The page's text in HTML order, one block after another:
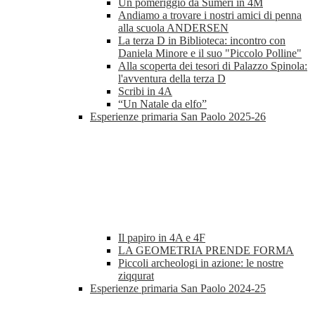
Un pomeriggio da Sumeri in 4M
Andiamo a trovare i nostri amici di penna
alla scuola ANDERSEN
La terza D in Biblioteca: incontro con
Daniela Minore e il suo "Piccolo Polline"
Alla scoperta dei tesori di Palazzo Spinola:
l'avventura della terza D
Scribi in 4A
“Un Natale da elfo”
Esperienze primaria San Paolo 2025-26
Il papiro in 4A e 4F
LA GEOMETRIA PRENDE FORMA
Piccoli archeologi in azione: le nostre
ziqqurat
Esperienze primaria San Paolo 2024-25